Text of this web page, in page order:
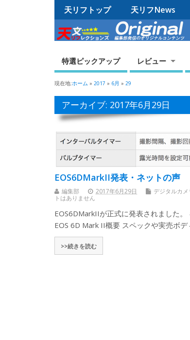
天リフトップ 天リフNews
特選ピックアップ レビュー
現在地:ホーム » 2017 » 6月 » 29
アーカイブ: 2017年6月29日
EOS6DMarkII発表・ネットの声
編集部 2017年6月29日 デジタルカメ
トはありません
EOS6DMarkIIが正式に発表されました。
EOS 6D Mark II概要 スペックや実売ボ
>>続きを読む